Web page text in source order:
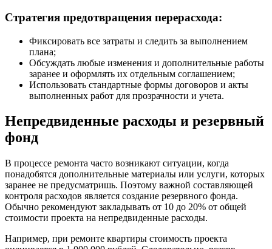
Стратегия предотвращения перерасхода:
Фиксировать все затраты и следить за выполнением
плана;
Обсуждать любые изменения и дополнительные работы
заранее и оформлять их отдельным соглашением;
Использовать стандартные формы договоров и акты
выполненных работ для прозрачности и учета.
Непредвиденные расходы и резервный
фонд
В процессе ремонта часто возникают ситуации, когда
понадобятся дополнительные материалы или услуги, которых
заранее не предусматришь. Поэтому важной составляющей
контроля расходов является создание резервного фонда.
Обычно рекомендуют закладывать от 10 до 20% от общей
стоимости проекта на непредвиденные расходы.
Например, при ремонте квартиры стоимость проекта